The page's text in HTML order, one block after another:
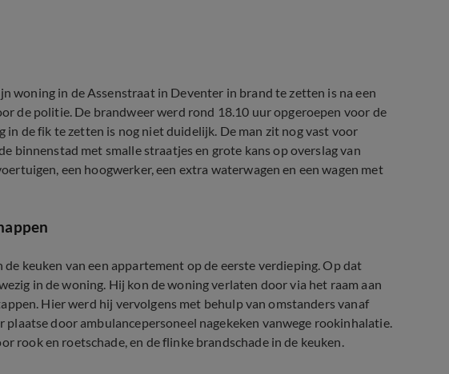
woning in de Assenstraat in Deventer in brand te zetten is na een
de politie. De brandweer werd rond 18.10 uur opgeroepen voor de
in de fik te zetten is nog niet duidelijk. De man zit nog vast voor
binnenstad met smalle straatjes en grote kans op overslag van
een hoogwerker, een extra waterwagen en een wagen met
keuken van een appartement op de eerste verdieping. Op dat
in de woning. Hij kon de woning verlaten door via het raam aan
Hier werd hij vervolgens met behulp van omstanders vanaf
door ambulancepersoneel nagekeken vanwege rookinhalatie.
rook en roetschade, en de flinke brandschade in de keuken.